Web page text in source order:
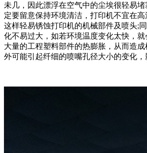
未几，因此漂浮在空气中的尘埃很轻易
定要留意保持环境清洁，打印机不宜在
这样轻易锈蚀打印机的机械部件及喷头;
化不易过大，如若环境温度变化太快，
大量的工程塑料部件的热膨胀，从而造
外可能引起纤细的喷嘴孔径大小的变化，